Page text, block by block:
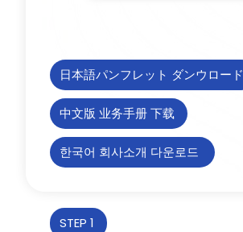
日本語パンフレット ダンウロード
中文版 业务手册 下载
한국어 회사소개 다운로드
STEP 1